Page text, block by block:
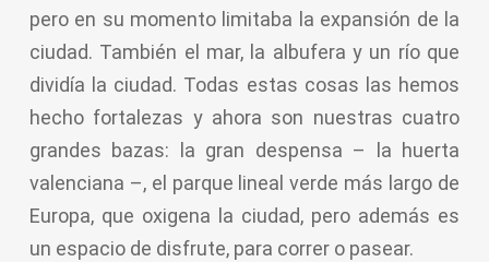
pero en su momento limitaba la expansión de la
ciudad. También el mar, la albufera y un río que
dividía la ciudad. Todas estas cosas las hemos
hecho fortalezas y ahora son nuestras cuatro
grandes bazas: la gran despensa – la huerta
valenciana –, el parque lineal verde más largo de
Europa, que oxigena la ciudad, pero además es
un espacio de disfrute, para correr o pasear.